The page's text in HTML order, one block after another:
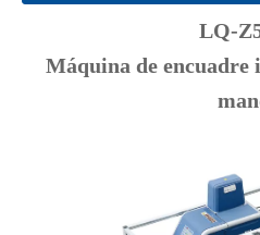
LQ-
Máquina de encuadre